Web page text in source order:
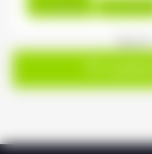
Du:10/08/26
1sur 21